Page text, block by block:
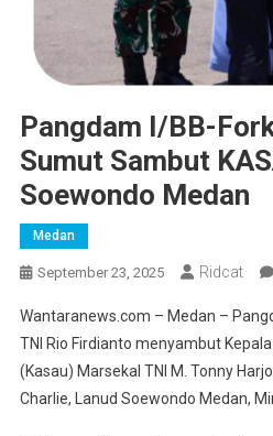
Pangdam I/BB-
Sumut Sambut
Soewondo Medan
Medan
September 23, 2025 Ridcat
Wantaranews.com – Medan –
TNI Rio Firdianto menyambut
(Kasau) Marsekal TNI M. Tonny
Charlie, Lanud Soewondo Medan,